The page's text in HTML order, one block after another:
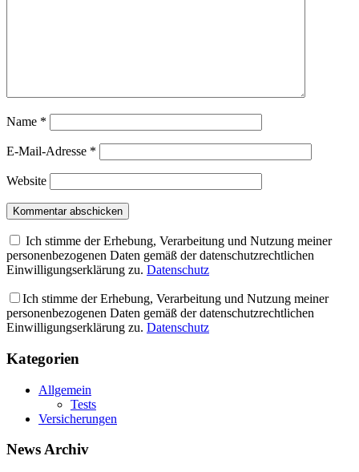
Name *
E-Mail-Adresse *
Website
Ich stimme der Erhebung, Verarbeitung und Nutzung meiner
personenbezogenen Daten gemäß der datenschutzrechtlichen
Einwilligungserklärung zu. Datenschutz
Ich stimme der Erhebung, Verarbeitung und Nutzung meiner
personenbezogenen Daten gemäß der datenschutzrechtlichen
Einwilligungserklärung zu. Datenschutz
Kategorien
Allgemein
Tests
Versicherungen
News Archiv